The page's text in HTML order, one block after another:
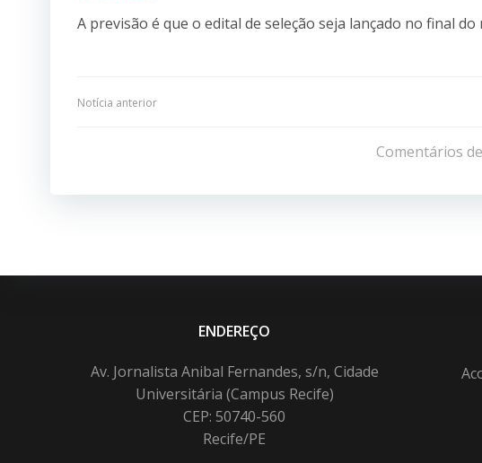
A previsão é que o edital de seleção seja lançado no final do
Navegação
Post
Notícia anterior
Comentários
ENDEREÇO
Av. Jornalista Anibal Fernandes, s/n, Cidade
Universitária (Campus Recife)
CEP: 50740-560
Recife/PE